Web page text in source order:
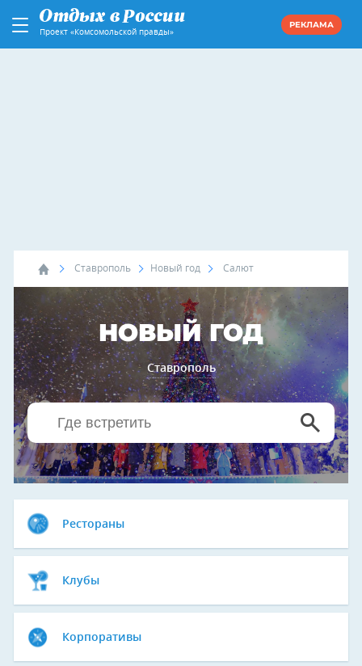
Проект «Комсомольской правды»
РЕКЛАМА
Ставрополь Новый год Салют
НОВЫЙ ГОД
Ставрополь
Рестораны
Клубы
Корпоративы